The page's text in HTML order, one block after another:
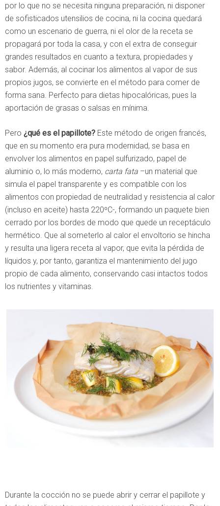
por lo que no se necesita ninguna preparación, ni disponer
de sofisticados utensilios de cocina, ni la cocina quedará
como un escenario de guerra, ni el olor de la receta se
propagará por toda la casa, y con el extra de conseguir
grandes resultados en cuanto a textura, propiedades y
sabor. Además, al cocinar los alimentos al vapor de sus
propios jugos, se convierte en el método para comer de
forma sana. Perfecto para dietas hipocalóricas, pues la
aportación de grasas o salsas en mínima.
Pero ¿qué es el papillote? Este método de origen francés,
que en su momento era pura modernidad, se basa en
envolver los alimentos en papel sulfurizado, papel de
aluminio o, lo más moderno, carta fata –un material que
simula el papel transparente y es compatible con los
alimentos con propiedad de neutralidad y resistencia al calor
(incluso en aceite) hasta 220ºC-, formando un paquete bien
cerrado por los bordes de modo que quede un receptáculo
hermético. Que al someterlo al calor el envoltorio se hincha
y resulta una ligera receta al vapor, que evita la pérdida de
líquidos y, por tanto, garantiza el mantenimiento del jugo
propio de cada alimento, conservando casi intactos todos
los nutrientes y vitaminas.
Durante la cocción no se puede abrir y cerrar el papillote y